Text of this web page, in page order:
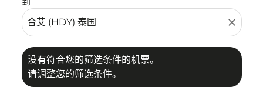
close
没有符合您的筛选条件的机票。
请调整您的筛选条件。